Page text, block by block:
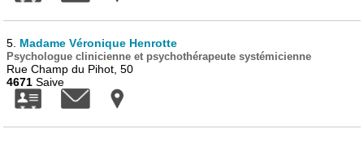
5. Madame Véronique Henrotte
Psychologue clinicienne et psychothérapeute systémicienne
Rue Champ du Pihot, 50
4671 Saive